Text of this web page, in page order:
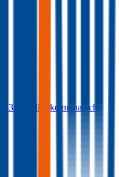
€ 32
Vollkasko monatlich